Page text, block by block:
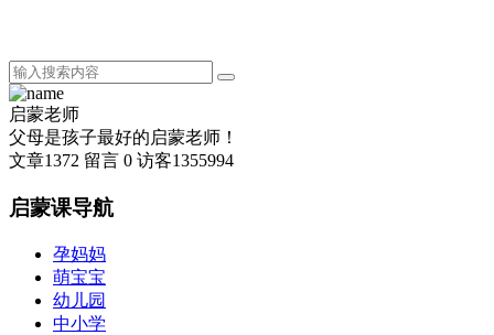
启蒙老师
父母是孩子最好的启蒙老师！
文章1372 留言 0 访客1355994
启蒙课导航
孕妈妈
萌宝宝
幼儿园
中小学